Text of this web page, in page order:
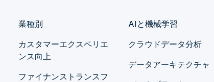
業種別
カスタマーエクスペリエ
ンス向上
ファイナンストランスフ
AIと機械学習
クラウドデータ分析
データアーキテクチャ